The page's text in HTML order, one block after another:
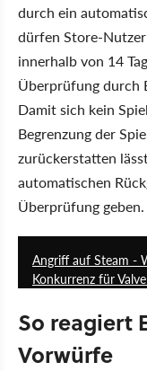
durch ein
dürfen Store-
innerhalb von 14
Überprüfung durch
Damit sich kein
Begrenzung der
zurückerstatten
automatischen
Überprüfung geben.
Angriff auf Steam -
Konkurrenz für
So reagiert
Vorwürfe